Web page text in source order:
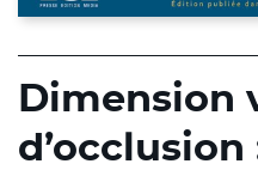
Dimension